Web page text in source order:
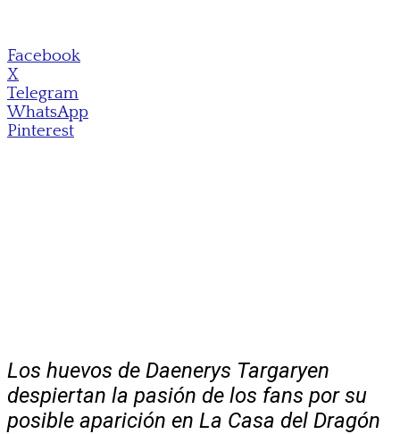
Facebook
X
Telegram
WhatsApp
Pinterest
Los huevos de Daenerys Targaryen
despiertan la pasión de los fans por su
posible aparición en La Casa del Dragón